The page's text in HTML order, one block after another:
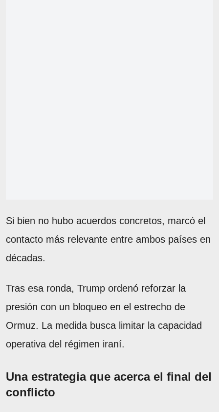
Si bien no hubo acuerdos concretos, marcó el
contacto más relevante entre ambos países en
décadas.
Tras esa ronda, Trump ordenó reforzar la
presión con un bloqueo en el estrecho de
Ormuz. La medida busca limitar la capacidad
operativa del régimen iraní.
Una estrategia que acerca el final del
conflicto